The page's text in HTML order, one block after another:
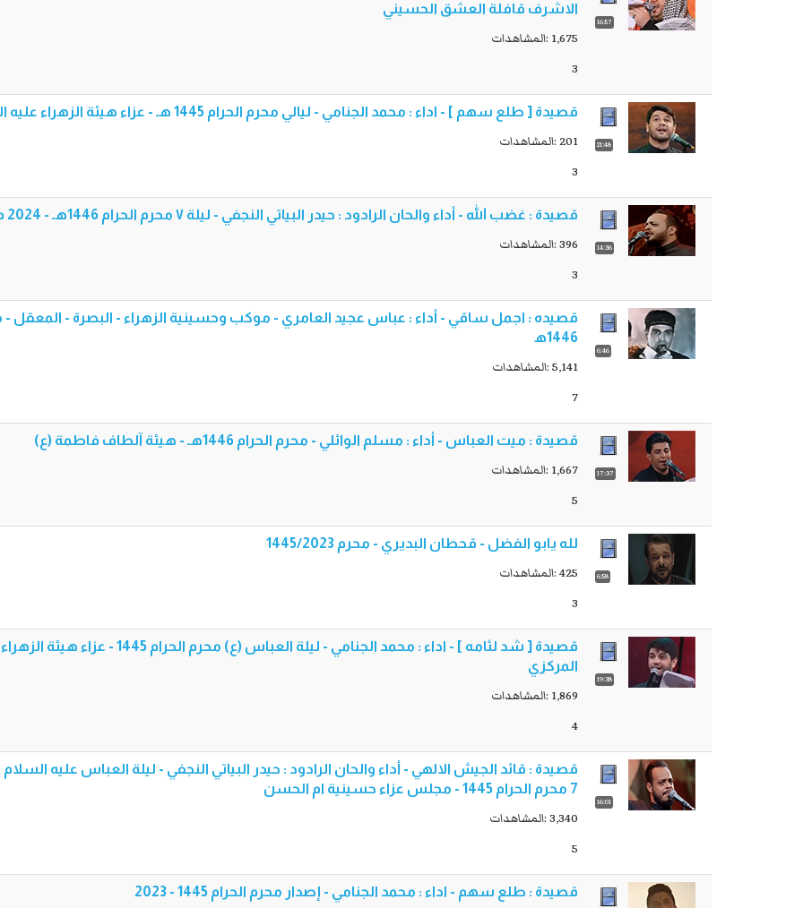
16:57
الاشرف قافلة العشق الحسيني
1,675 :المشاهدات
3
21:48
قصيدة [ طلع سهم ] - اداء : محمد الجنامي - ليالي محرم الحرام 1445 هـ - عزاء هيئة الزهراء عليه السلام
201 :المشاهدات
3
14:36
قصيدة : غضب الله - أداء والحان الرادود : حيدر البياتي النجفي - ليلة ٧ محرم الحرام 1446هـ - 2024 م
396 :المشاهدات
3
6:46
قصيده : اجمل ساقي - أداء : عباس عجيد العامري - موكب وحسينية الزهراء - البصرة - المعقل -
1446ه‍
5,141 :المشاهدات
7
17:37
قصيدة : ميت العباس - أداء : مسلم الوائلي - محرم الحرام 1446هـ - هيئة آلطاف فاطمة (ع)
1,667 :المشاهدات
5
6:58
لله يابو الفضل - قحطان البديري - محرم 1445/2023
425 :المشاهدات
3
19:38
قصيدة [ شد لثامه ] - اداء : محمد الجنامي - ليلة العباس (ع) محرم الحرام
المركزي
1,869 :المشاهدات
4
16:01
قصيدة : قائد الجيش الالهي - أداء والحان الرادود : حيدر البياتي النجفي - ليلة العباس عليه السلام
7 محرم الحرام 1445 - مجلس عزاء حسينية ام الحسن
3,340 :المشاهدات
5
قصيدة : طلع سهم - اداء : محمد الجنامي - إصدار محرم الحرام 1445 - 2023